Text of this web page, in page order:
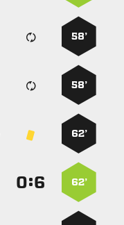
58’
58’
62’
62’
: